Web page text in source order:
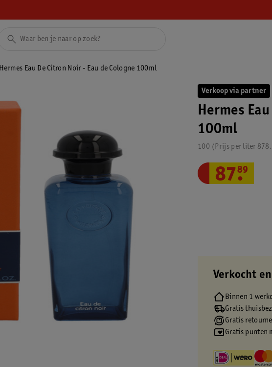
Hermes Eau De Citron Noir - Eau de Cologne 100ml
Verkoop via partner
Hermes
100ml
100 Prijs per liter
87.
89
Verkocht
Binnen 1
Gratis
Gratis
Gratis punten